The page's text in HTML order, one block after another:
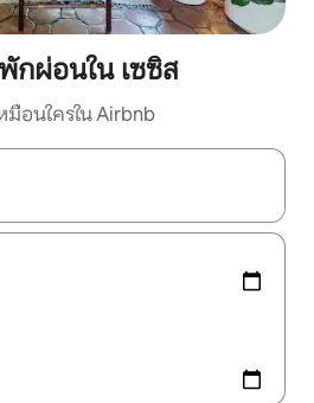
ผ่อนใน เซซิส
อนใครใน Airbnb
สัมผัสหรือปัด เพื่อสำรวจผลการค้นหา